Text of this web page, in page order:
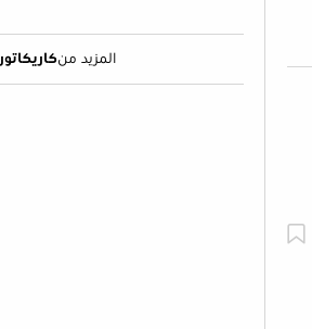
المزيد منكاريكاتور